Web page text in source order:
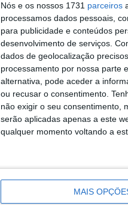
Nós e os nossos 1731 parceiros
processamos dados pessoais,
para publicidade e conteúdos
desenvolvimento de serviços.
dados de geolocalização
processamento por nossa parte
alternativa, pode aceder a
ou recusar o consentimento.
não exigir o seu consentimento,
serão aplicadas apenas a este
qualquer momento voltando a
MAIS